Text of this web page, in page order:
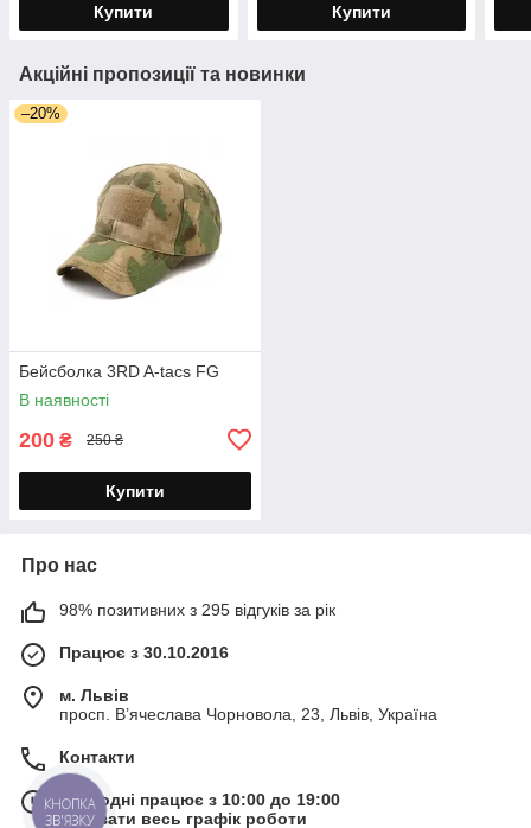
Купити Купити
Акційні пропозиції та новинки
–20%
Бейсболка 3RD A-tacs FG
В наявності
200 ₴ 250 ₴
Купити
Про нас
98% позитивних з 295 відгуків за рік
Працює з 30.10.2016
м. Львів
просп. В’ячеслава Чорновола, 23, Львів, Україна
Контакти
Сьогодні працює з 10:00 до 19:00
Показати весь графік роботи
КНОПКА
ЗВ'ЯЗКУ